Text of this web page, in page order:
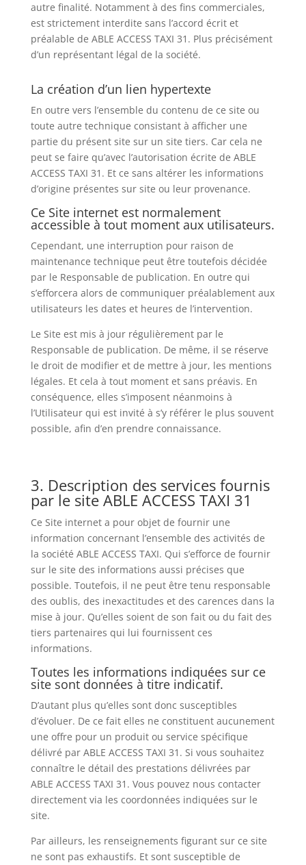
autre finalité. Notamment à des fins commerciales,
est strictement interdite sans l’accord écrit et
préalable de ABLE ACCESS TAXI 31. Plus précisément
d’un représentant légal de la société.
La création d’un lien hypertexte
En outre vers l’ensemble du contenu de ce site ou
toute autre technique consistant à afficher une
partie du présent site sur un site tiers. Car cela ne
peut se faire qu’avec l’autorisation écrite de ABLE
ACCESS TAXI 31. Et ce sans altérer les informations
d’origine présentes sur site ou leur provenance.
Ce Site internet est normalement
accessible à tout moment aux utilisateurs.
Cependant, une interruption pour raison de
maintenance technique peut être toutefois décidée
par le Responsable de publication. En outre qui
s’efforcera alors de communiquer préalablement aux
utilisateurs les dates et heures de l’intervention.
Le Site est mis à jour régulièrement par le
Responsable de publication. De même, il se réserve
le droit de modifier et de mettre à jour, les mentions
légales. Et cela à tout moment et sans préavis. En
conséquence, elles s’imposent néanmoins à
l’Utilisateur qui est invité à s’y référer le plus souvent
possible, afin d’en prendre connaissance.
3. Description des services fournis
par le site ABLE ACCESS TAXI 31
Ce Site internet a pour objet de fournir une
information concernant l’ensemble des activités de
la société ABLE ACCESS TAXI. Qui s’efforce de fournir
sur le site des informations aussi précises que
possible. Toutefois, il ne peut être tenu responsable
des oublis, des inexactitudes et des carences dans la
mise à jour. Qu’elles soient de son fait ou du fait des
tiers partenaires qui lui fournissent ces
informations.
Toutes les informations indiquées sur ce
site sont données à titre indicatif.
D’autant plus qu’elles sont donc susceptibles
d’évoluer. De ce fait elles ne constituent aucunement
une offre pour un produit ou service spécifique
délivré par ABLE ACCESS TAXI 31. Si vous souhaitez
connaître le détail des prestations délivrées par
ABLE ACCESS TAXI 31. Vous pouvez nous contacter
directement via les coordonnées indiquées sur le
site.
Par ailleurs, les renseignements figurant sur ce site
ne sont pas exhaustifs. Et sont susceptible de